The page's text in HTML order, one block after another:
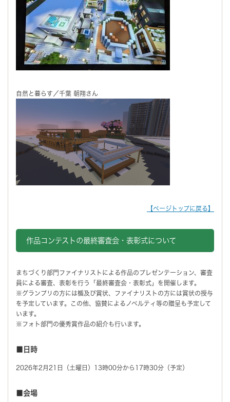
自然と暮らす／千葉 朝翔さん
【ページトップに戻る】
作品コンテストの最終審査会・表彰式について
まちづくり部門ファイナリストによる作品のプレゼンテーション、審査
員による審査、表彰を行う「最終審査会・表彰式」を開催します。
※グランプリの方には楯及び賞状、ファイナリストの方には賞状の授与
を予定しています。この他、協賛によるノベルティ等の贈呈も予定して
います。
※フォト部門の優秀賞作品の紹介も行います。
■日時
2026年2月21日（土曜日）13時00分から17時30分（予定）
■会場